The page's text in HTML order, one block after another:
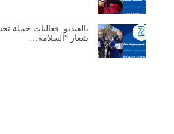
بالفيديو..فعاليات حملة
شعار “السلامة…